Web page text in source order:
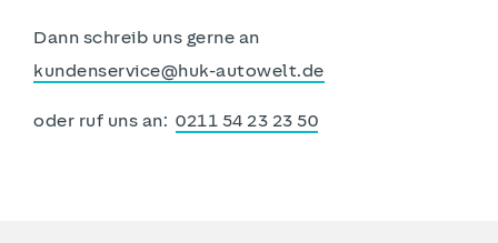
Dann schreib uns gerne an
kundenservice@huk-autowelt.de
oder ruf uns an: 0211 54 23 23 50